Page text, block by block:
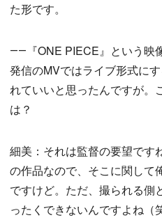
た形です。
――『ONE PIECE』という映
発信のMVではライブ形式に
れていいと思ったんですが。
は？
細美：それは監督の要望です
の作品なので、そこに関して
ですけど。ただ、撮られる側
ったくできないんですよね（